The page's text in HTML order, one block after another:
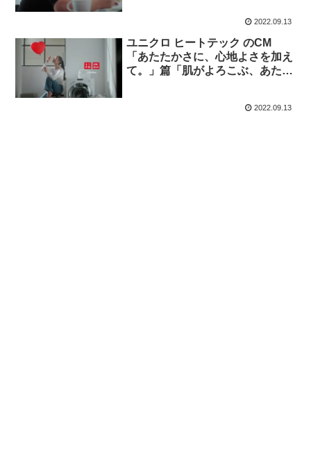
2022.09.13
ユニクロ ヒートテック のCM
「あたたかさに、心地よさを加え
て。」篇「肌がよろこぶ、あたた
2022.09.13